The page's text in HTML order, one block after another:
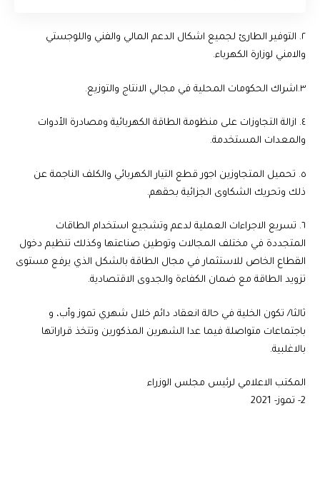
٢. التوفير الطارئ لجميع اشكال الدعم المالي والفني واللوجستي
والامني لوزارة الكهرباء.
٣.اشراك الحكومات المحلية في مجالي الانتاج والتوزيع.
٤. ازالة التجاوزات على منظومة الطاقة الكهربائية ومصادرة الأدوات
والمعدات المستخدمة.
٥. تحميل المتجاوزين اجور قطع التيار الكهربائي والكلف الناجمة عن
ذلك وتحريك الشكاوى الجزائية بحقهم.
٦. تسريع الاجراءات العملية لدعم وتشجيع استخدام الطاقات
المتجددة في مختلف المجالات وتوطين صناعتها وكذلك تنظيم دخول
القطاع الخاص للاستثمار في مجال الطاقة بالشكل الذي يرفع مستوى
تزويد الطاقة مع ضمان الكفاءة والجدوى الاقتصادية.
ثالثا/ تكون الخلية في حالة انعقاد دائم خلال شهري تموز وأب، و
باجتماعات متواصلة فيما عدا الشهرين المذكورين وتتخذ قراراتها
بالاغلبية.
المكتب الاعلامي لرئيس مجلس الوزراء
2- تموز- 2021